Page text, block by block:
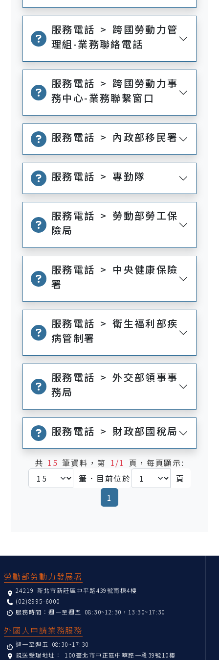
服務電話 > 跨國勞動力管
理組-業務聯絡電話
服務電話 > 跨國勞動力事
務中心-業務聯繫窗口
服務電話 > 內政部移民署
服務電話 > 專勤隊
服務電話 > 勞動部勞工保
險局
服務電話 > 中央健康保險
署
服務電話 > 衛生福利部疾
病管制署
服務電話 > 外交部領事事
務局
服務電話 > 財政部國稅局
共 15筆資料，第 1/1 頁，每頁顯示:
筆．目前位於
頁
1
勞動部勞動力發展署
24219 新北市新莊區中平路439號南棟4樓
(02)8995-6000
服務時間：週一至週五 08:30~12:30，13:30~17:30
外國人申請業務服務
週一至週五 08:30~17:30
親送受理地址： 100臺北市中正區中華路一段39號10樓